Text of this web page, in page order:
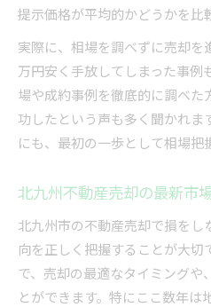
提示価格が平均的かどうかを比
実際に、相場を調べずに売却を
万円安く手放してしまった事例
場や成約事例を徹底的に調べ
功したという声も多く聞かれま
にも、最初の一歩として相場把
北九州不動産売却の最新市
北九州市の不動産売却で損を
向を正しく把握することが大切
で、売却の最適なタイミングや
とができます。特にここ数年は